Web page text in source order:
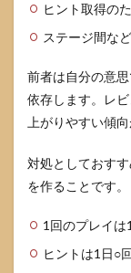
ヒント取得の
ステージ間な
前者は自分の意
依存します。レ
上がりやすい傾
対処としておす
を作ることです。
1回のプレイは
ヒントは1日○